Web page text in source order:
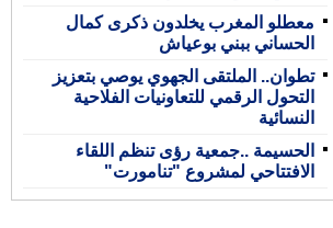
معطلو المغرب يخلدون ذكرى كمال
الحساني ببني بوعياش
تطوان.. الملتقى الجهوي يوصي بتعزيز
التحول الرقمي للتعاونيات الفلاحية
النسائية
الحسيمة ..جمعية رؤى تنظم اللقاء
الافتتاحي لمشروع "تنامورت"